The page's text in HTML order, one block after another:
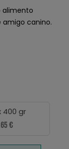
alimento
amigo canino.
400 gr
€